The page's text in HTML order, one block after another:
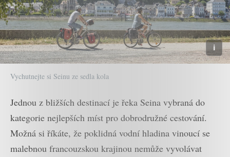
Vychutnejte si Seinu ze sedla kola
Jednou z bližších destinací je řeka Seina vybraná do
kategorie nejlepších míst pro dobrodružné cestování.
Možná si říkáte, že poklidná vodní hladina vinoucí se
malebnou francouzskou krajinou nemůže vyvolávat